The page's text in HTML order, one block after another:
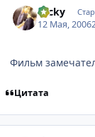
Nicky
12 Мая, 2006
Фильм
Цитата